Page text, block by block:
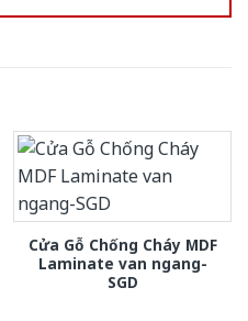
Cửa Gỗ Chống Cháy MDF
Laminate van ngang-
SGD